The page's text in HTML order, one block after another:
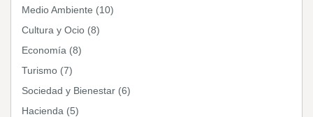
Medio Ambiente (10)
Cultura y Ocio (8)
Economía (8)
Turismo (7)
Sociedad y Bienestar (6)
Hacienda (5)